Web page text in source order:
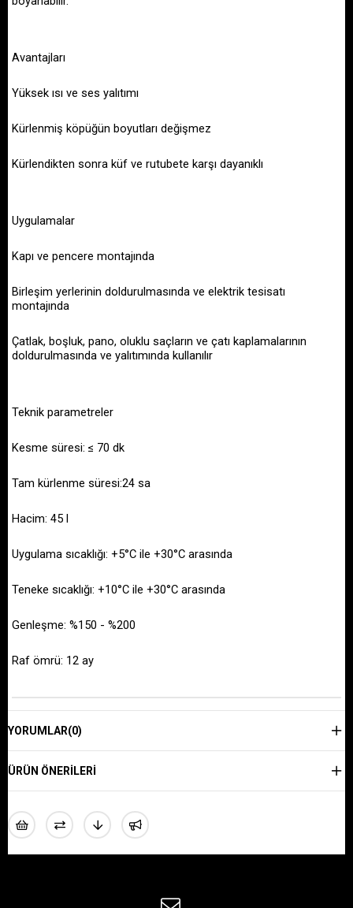
Avantajları
Yüksek ısı ve ses yalıtımı
Kürlenmiş köpüğün boyutları değişmez
Kürlendikten sonra küf ve rutubete karşı dayanıklı
Uygulamalar
Kapı ve pencere montajında
Birleşim yerlerinin doldurulmasında ve elektrik tesisatı
montajında
Çatlak, boşluk, pano, oluklu saçların ve çatı kaplamalarının
doldurulmasında ve yalıtımında kullanılır
Teknik parametreler
Kesme süresi: ≤ 70 dk
Tam kürlenme süresi:24 sa
Hacim: 45 l
Uygulama sıcaklığı: +5°C ile +30°C arasında
Teneke sıcaklığı: +10°C ile +30°C arasında
Genleşme: %150 - %200
Raf ömrü: 12 ay
YORUMLAR(0)
ÜRÜN ÖNERILERI